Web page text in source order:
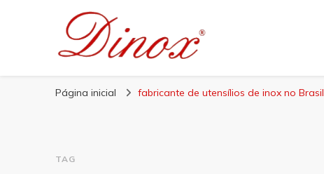
Blog Dinox
Página inicial fabricante de utensílios de inox no Brasil
TAG